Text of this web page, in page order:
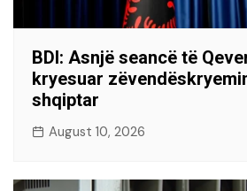
BDI: Asnjë seancë të
kryesuar
shqiptar
August 10, 2026